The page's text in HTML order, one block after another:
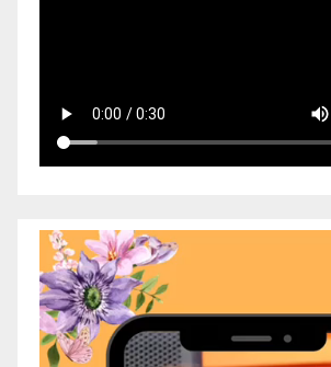
Video
Player